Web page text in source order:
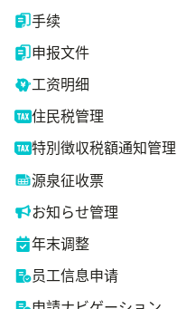
手续
申报文件
工资明细
住民税管理
特別徴収税額通知管理
源泉征收票
お知らせ管理
年末调整
员工信息申请